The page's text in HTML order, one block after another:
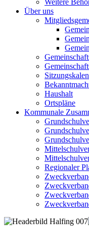
Weitere
Über uns
Haushalt
Ortspläne
Kommunale
Regionaler